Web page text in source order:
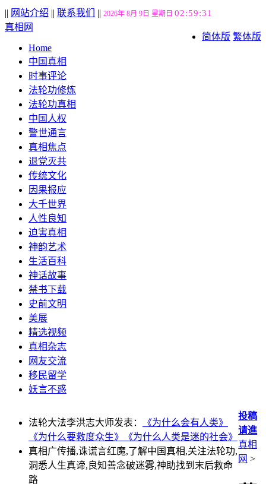
|| 网站介绍 || 联系我们 || 2026年 8月 9日 星期日 02:59:31
简体版 繁体版
真相网
Home
中国真相
时事评论
法轮功修炼
法轮功真相
中国人权
警世通言
真相焦点
退党灭共
传统文化
因果报应
大千世界
人性良知
迫害真相
神韵艺术
生活百科
神话故事
禁书下载
史前文明
美展
精选视频
真相杂志
网友交流
移民留学
妖言不惑
法轮大法李洪志大师发表：
《为什么会有人类》
《为什么要救度众生》
《为什么人类是迷的社会》
真相广传播,诛谎言红魔,了解中国真相,关注法轮功,
洞悉人生真谛,良知善念破迷雾,神助找到末后救命
路
投稿
请進
真相
网 >